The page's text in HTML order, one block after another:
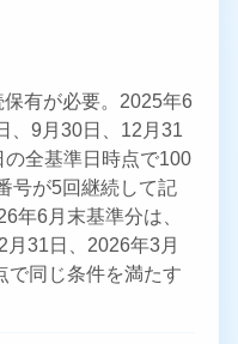
有が必要。2025年6
、9月30日、12月31
全基準日時点で100
号が5回継続して記
年6月末基準分は、
31日、2026年3月
で同じ条件を満たす